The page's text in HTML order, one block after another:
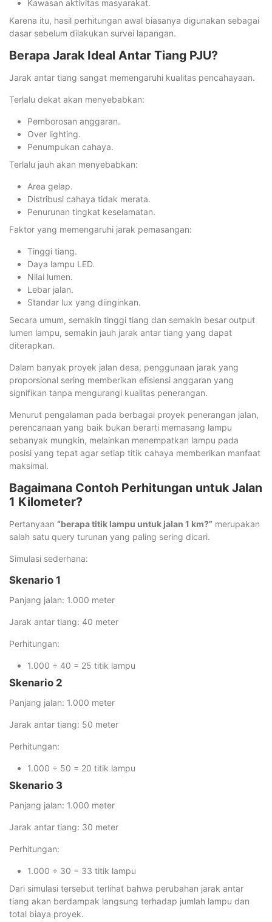
Kawasan aktivitas masyarakat.
Karena itu, hasil perhitungan awal biasanya digunakan sebagai
dasar sebelum dilakukan survei lapangan.
Berapa Jarak Ideal Antar Tiang PJU?
Jarak antar tiang sangat memengaruhi kualitas pencahayaan.
Terlalu dekat akan menyebabkan:
Pemborosan anggaran.
Over lighting.
Penumpukan cahaya.
Terlalu jauh akan menyebabkan:
Area gelap.
Distribusi cahaya tidak merata.
Penurunan tingkat keselamatan.
Faktor yang memengaruhi jarak pemasangan:
Tinggi tiang.
Daya lampu LED.
Nilai lumen.
Lebar jalan.
Standar lux yang diinginkan.
Secara umum, semakin tinggi tiang dan semakin besar output
lumen lampu, semakin jauh jarak antar tiang yang dapat
diterapkan.
Dalam banyak proyek jalan desa, penggunaan jarak yang
proporsional sering memberikan efisiensi anggaran yang
signifikan tanpa mengurangi kualitas penerangan.
Menurut pengalaman pada berbagai proyek penerangan jalan,
perencanaan yang baik bukan berarti memasang lampu
sebanyak mungkin, melainkan menempatkan lampu pada
posisi yang tepat agar setiap titik cahaya memberikan manfaat
maksimal.
Bagaimana Contoh Perhitungan untuk Jalan
1 Kilometer?
Pertanyaan “berapa titik lampu untuk jalan 1 km?” merupakan
salah satu query turunan yang paling sering dicari.
Simulasi sederhana:
Skenario 1
Panjang jalan: 1.000 meter
Jarak antar tiang: 40 meter
Perhitungan:
1.000 ÷ 40 = 25 titik lampu
Skenario 2
Panjang jalan: 1.000 meter
Jarak antar tiang: 50 meter
Perhitungan:
1.000 ÷ 50 = 20 titik lampu
Skenario 3
Panjang jalan: 1.000 meter
Jarak antar tiang: 30 meter
Perhitungan:
1.000 ÷ 30 = 33 titik lampu
Dari simulasi tersebut terlihat bahwa perubahan jarak antar
tiang akan berdampak langsung terhadap jumlah lampu dan
total biaya proyek.